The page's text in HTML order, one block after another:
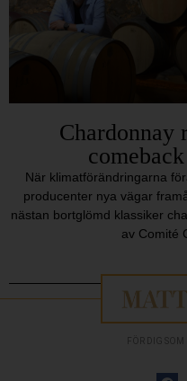
Chardonnay
När klimatförändringarna
producenter nya vägar
nästan bortglömd klassiker
av Comité
FÖR DIG SOM